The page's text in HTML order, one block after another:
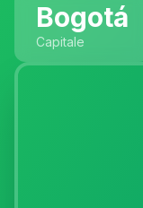
Bogotá
Capitale